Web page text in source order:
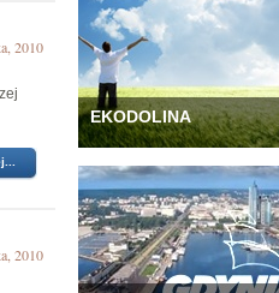
2010
2010
EKODOLINA